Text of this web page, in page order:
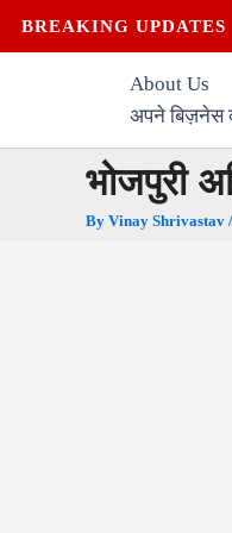
Skip
to
BREAKING UPDATES
योजना: महिलाओं को हर
About Us
अपने बिज़नेस
भोजपुरी
By Vinay Shrivastav /